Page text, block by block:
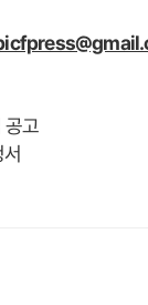
공고